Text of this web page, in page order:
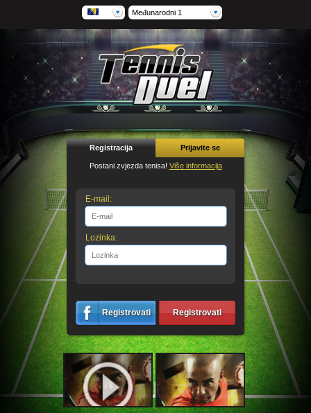
Međunarodni 1
Registracija Prijavite se
Postani zvjezda tenisa! Više informacija
E-mail:
Lozinka:
Registrovati Registrovati